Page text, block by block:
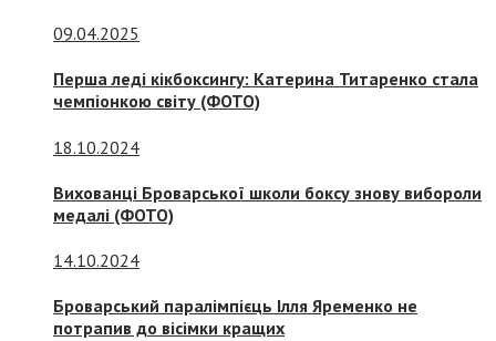
09.04.2025
Перша леді кікбоксингу: Катерина Титаренко стала
чемпіонкою світу (ФОТО)
18.10.2024
Вихованці Броварської школи боксу знову вибороли
медалі (ФОТО)
14.10.2024
Броварський паралімпієць Ілля Яременко не
потрапив до вісімки кращих